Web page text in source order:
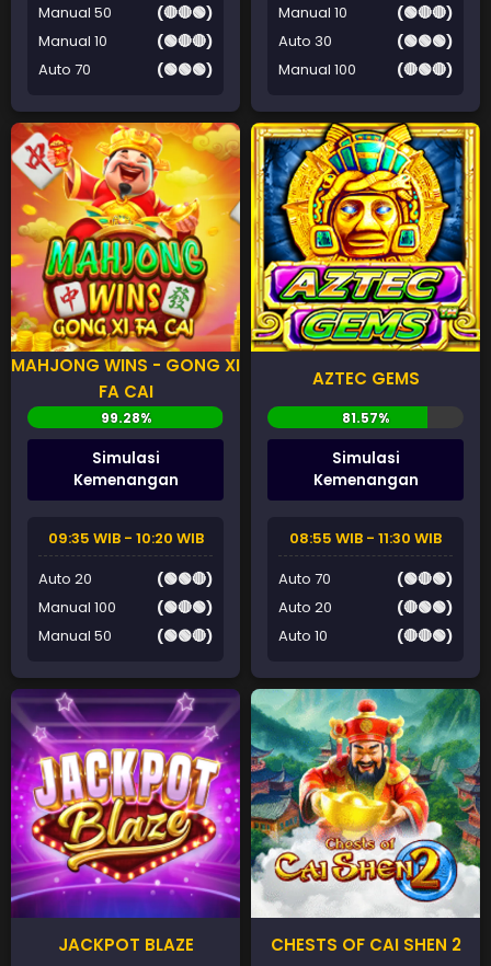
Manual 50
(🔴🔴🟢)
Manual 10
(🟢🔴🔴)
Auto 70
(🟢🟢🟢)
Manual 10
(🟢🔴🔴)
Auto 30
(🟢🟢🟢)
Manual 100
(🔴🟢🔴)
MAHJONG WINS - GONG XI
FA CAI
Simulasi
Kemenangan
09:35 WIB - 10:20 WIB
Auto 20
(🟢🟢🔴)
Manual 100
(🟢🔴🟢)
Manual 50
(🟢🟢🔴)
AZTEC GEMS
Simulasi
Kemenangan
08:55 WIB - 11:30 WIB
Auto 70
(🟢🔴🟢)
Auto 20
(🔴🟢🟢)
Auto 10
(🔴🔴🟢)
JACKPOT BLAZE CHESTS OF CAI SHEN 2